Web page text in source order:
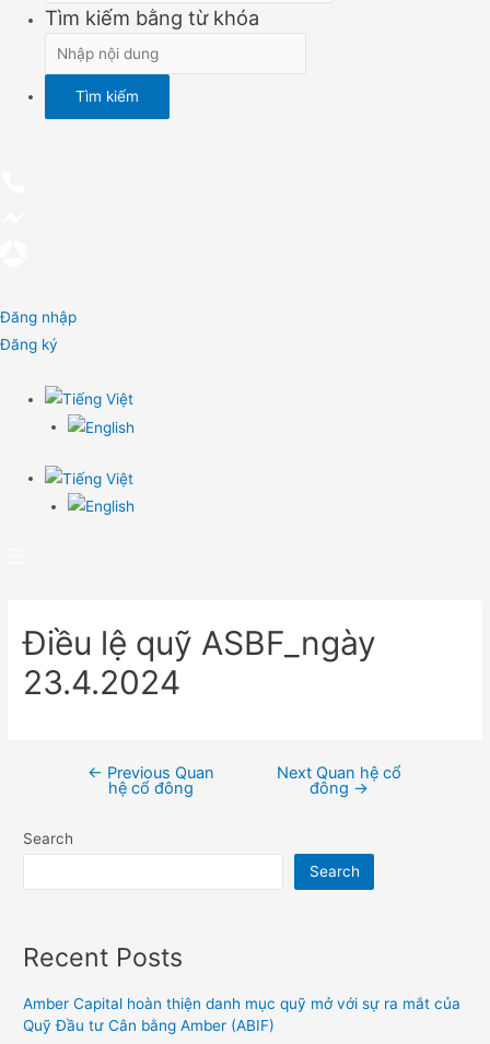
Tìm kiếm bằng từ khóa
Đăng nhập
Đăng ký
Điều lệ quỹ ASBF_ngày
23.4.2024
navigation
← Previous Quan
hệ cổ đông
Next Quan hệ cổ
đông →
Search
Search
Recent Posts
Amber Capital hoàn thiện danh mục quỹ mở với sự ra mắt của
Quỹ Đầu tư Cân bằng Amber (ABIF)